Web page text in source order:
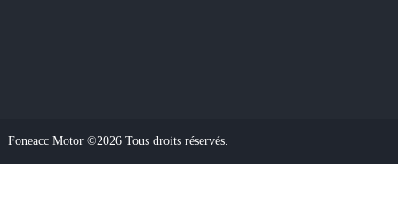
Foneacc Motor ©2026 Tous droits réservés.